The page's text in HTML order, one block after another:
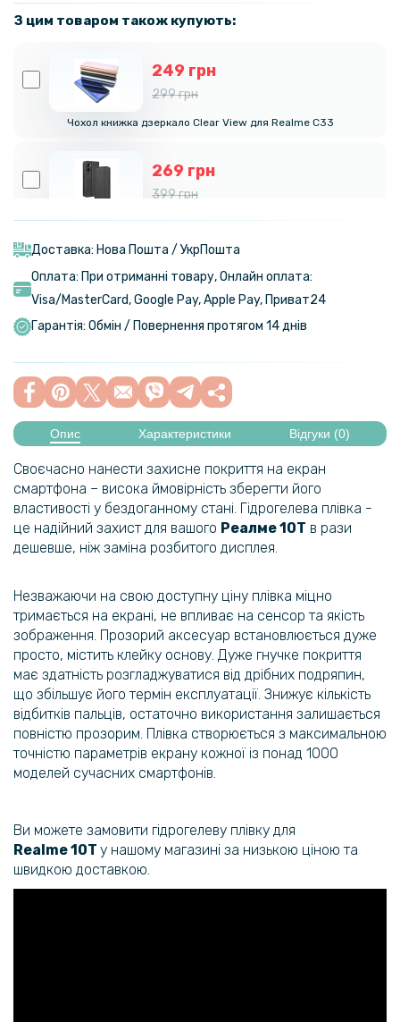
З цим товаром також купують:
249 грн
299 грн
Чохол книжка дзеркало Clear View для Realme C33
269 грн
399 грн
Чохол-книжка Epik iFace Retro Leather для Realme C33
Доставка: Нова Пошта / УкрПошта
Оплата: При отриманні товару, Онлайн оплата:
Visa/MasterСard, Google Pay, Apple Pay, Приват24
Гарантія: Обмін / Повернення протягом 14 днів
Опис Характеристики Відгуки (0)
Своєчасно нанести захисне покриття на екран
смартфона – висока ймовірність зберегти його
властивості у бездоганному стані. Гідрогелева плівка -
це надійний захист для вашого Реалме 10T в рази
дешевше, ніж заміна розбитого дисплея.
Незважаючи на свою доступну ціну плівка міцно
тримається на екрані, не впливає на сенсор та якість
зображення. Прозорий аксесуар встановлюється дуже
просто, містить клейку основу. Дуже гнучке покриття
має здатність розгладжуватися від дрібних подряпин,
що збільшує його термін експлуатації. Знижує кількість
відбитків пальців, остаточно використання залишається
повністю прозорим. Плівка створюється з максимальною
точністю параметрів екрану кожної із понад 1000
моделей сучасних смартфонів.
Ви можете замовити гідрогелеву плівку для
Realme 10T у нашому магазині за низькою ціною та
швидкою доставкою.